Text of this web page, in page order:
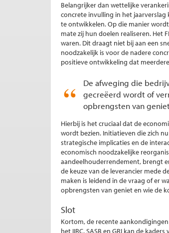
Belangrijker dan wettelijke
concrete invulling in het
te ontwikkelen. Op die manier
mate zij hun doelen realiseren. Het
waren. Dit draagt niet bij aan een
noodzakelijk is voor de nadere
positieve ontwikkeling dat
De afweging die
gecreëerd wordt of
opbrengsten van
Hierbij is het cruciaal dat de
wordt bezien. Initiatieven die zich
strategische implicaties en de
economisch noodzakelijke
aandeelhouderrendement, brengt
de keuze van de leverancier mede
maken is leidend in de vraag of er
opbrengsten van geniet en wie de
Slot
Kortom, de recente
het IIRC, SASB en GRI kan de